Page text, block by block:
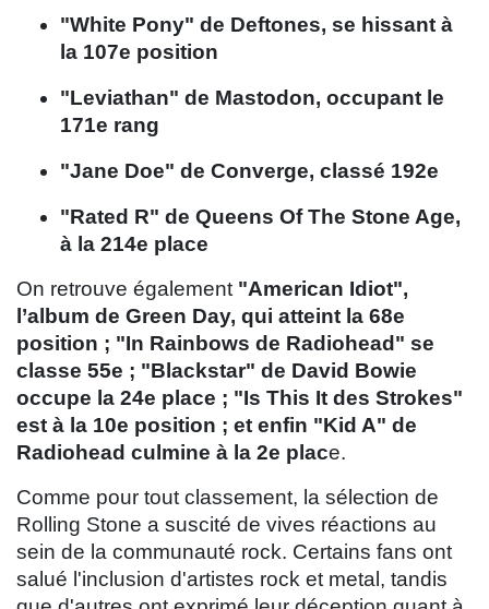
"White Pony" de Deftones, se hissant à
la 107e position
"Leviathan" de Mastodon, occupant le
171e rang
"Jane Doe" de Converge, classé 192e
"Rated R" de Queens Of The Stone Age,
à la 214e place
On retrouve également "American Idiot",
l’album de Green Day, qui atteint la 68e
position ; "In Rainbows de Radiohead" se
classe 55e ; "Blackstar" de David Bowie
occupe la 24e place ; "Is This It des Strokes"
est à la 10e position ; et enfin "Kid A" de
Radiohead culmine à la 2e place.
Comme pour tout classement, la sélection de
Rolling Stone a suscité de vives réactions au
sein de la communauté rock. Certains fans ont
salué l'inclusion d'artistes rock et metal, tandis